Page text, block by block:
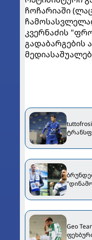
ჩოჩარიაში
კვერნაძის
გადაბარგების
Geo